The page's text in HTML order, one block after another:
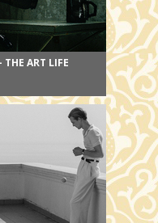
ART LIFE